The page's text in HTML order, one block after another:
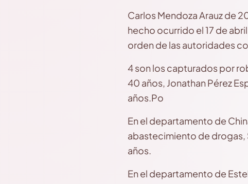
Carlos Mendoza Arauz de
hecho ocurrido el 17 de
orden de las autoridades
4 son los capturados por
40 años, Jonathan Pérez
años.Po
En el departamento de
abastecimiento de drogas,
años.
En el departamento de